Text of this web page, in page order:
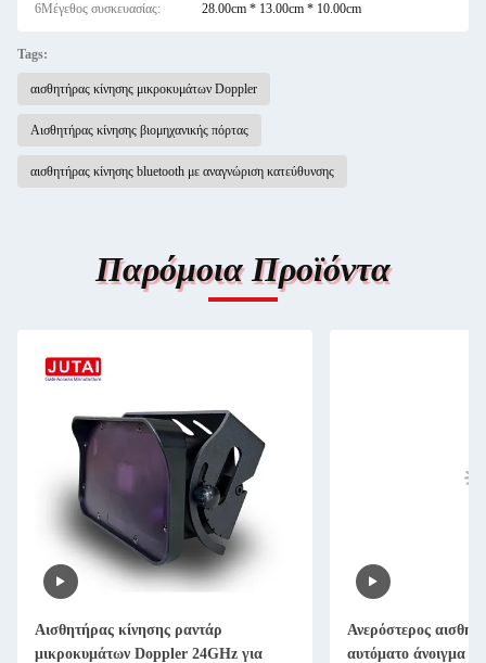
6Μέγεθος συσκευασίας: 28.00cm * 13.00cm * 10.00cm
Tags:
αισθητήρας κίνησης μικροκυμάτων Doppler
Αισθητήρας κίνησης βιομηχανικής πόρτας
αισθητήρας κίνησης bluetooth με αναγνώριση κατεύθυνσης
Παρόμοια Προϊόντα
Αισθητήρας κίνησης ραντάρ
μικροκυμάτων Doppler 24GHz για
Ανερόστερος
αυτόματο άνοιγμα